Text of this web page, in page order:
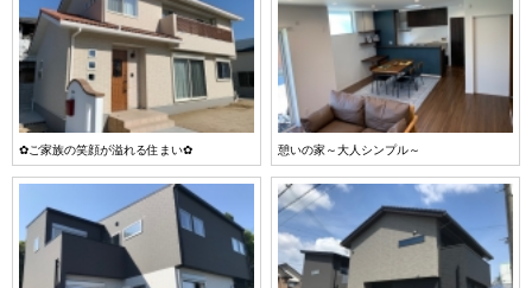
✿ご家族の笑顔が溢れる住まい✿ 憩いの家～大人シンプル～